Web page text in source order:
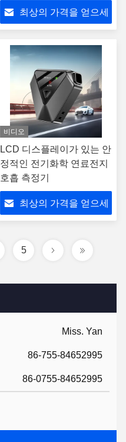
Miss. Yan
86-755-84652995
86-0755-84652995
최상의 가격을 얻으세
비디오
LCD 디스플레이가 있는 안
정적인 전기화학 연료전지
호흡 측정기
최상의 가격을 얻으세
5